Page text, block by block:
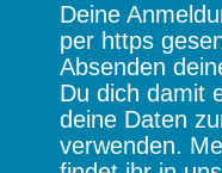
Deine
per https
Absenden
Du dich damit
deine Daten
verwenden.